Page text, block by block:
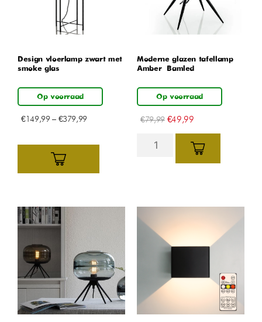
Design vloerlamp zwart met
smoke glas
Op voorraad
€149,99– €379,99
Moderne glazen tafellamp –
Amber – Bamled
Op voorraad
€79,99 €49,99